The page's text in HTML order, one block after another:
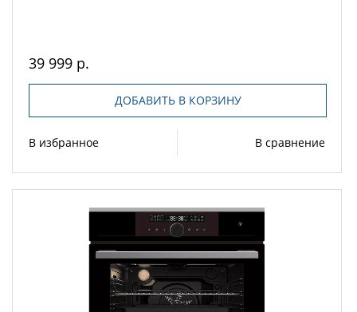
39 999 р.
ДОБАВИТЬ В КОРЗИНУ
В избранное В сравнение